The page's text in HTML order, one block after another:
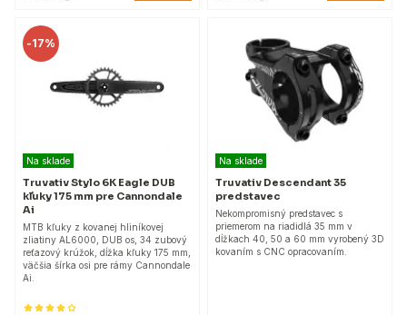
-17%
Na sklade
Truvativ Stylo 6K Eagle DUB
kľuky 175 mm pre Cannondale
Ai
MTB kľuky z kovanej hliníkovej
zliatiny AL6000, DUB os, 34 zubový
reťazový krúžok, dĺžka kľuky 175 mm,
väčšia šírka osi pre rámy Cannondale
Ai.
Na sklade
Truvativ Descendant 35
predstavec
Nekompromisný predstavec s
priemerom na riadidlá 35 mm v
dĺžkach 40, 50 a 60 mm vyrobený 3D
kovaním s CNC opracovaním.